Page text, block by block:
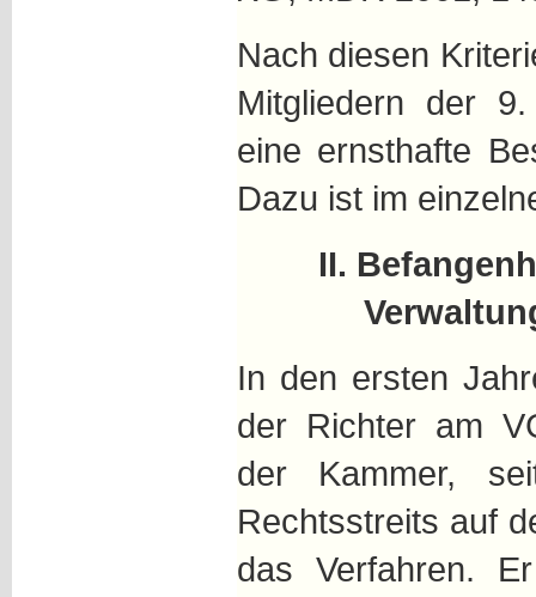
Nach diesen
Mitgliedern der
eine ernsthafte
Dazu ist im
II.
In den ersten
der Richter am
der Kammer,
Rechtsstreits auf
das Verfahren.